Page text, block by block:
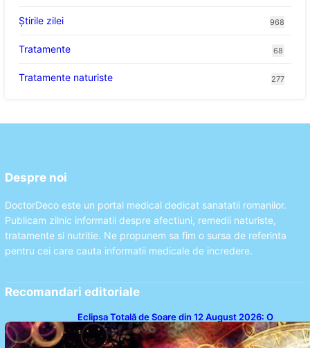
Știrile zilei 968
Tratamente 68
Tratamente naturiste 277
Despre noi
DoctorDeco este un portal medical dedicat sanatatii romanilor.
Publicam zilnic informatii despre afectiuni, remedii naturiste,
tratamente si nutritie. Ne propunem sa fim o sursa de referinta
pentru cei care cauta informatii medicale de incredere.
Recomandari editoriale
Eclipsa Totală de Soare din 12 August 2026: O
Analiză a Impactului asupra Trei Zodii și a Ciclului de
18 Ani